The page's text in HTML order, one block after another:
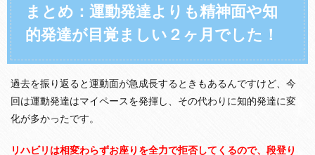
まとめ：運動発達よりも精神面や知
的発達が目覚ましい２ヶ月でした！
過去を振り返ると運動面が急成長するときもあるんですけど、今
回は運動発達はマイペースを発揮し、その代わりに知的発達に変
化が多かったです。
リハビリは相変わらずお座りを全力で拒否してくるので、段登り